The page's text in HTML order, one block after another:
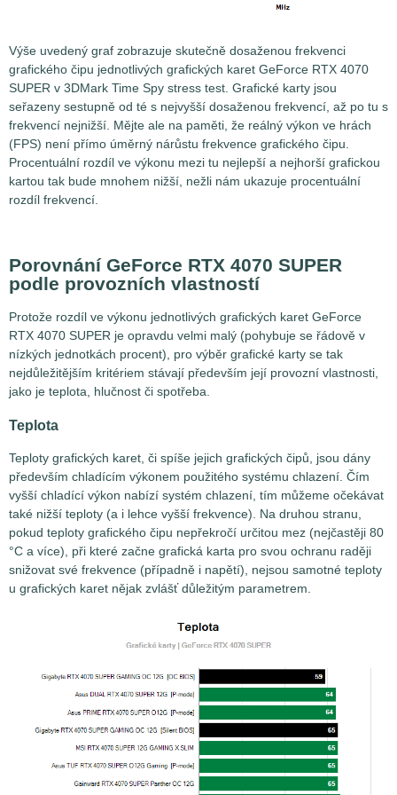
Výše uvedený graf zobrazuje skutečně dosaženou frekvenci
grafického čipu jednotlivých grafických karet GeForce RTX 4070
SUPER v 3DMark Time Spy stress test. Grafické karty jsou
seřazeny sestupně od té s nejvyšší dosaženou frekvencí, až po tu s
frekvencí nejnižší. Mějte ale na paměti, že reálný výkon ve hrách
(FPS) není přímo úměrný nárůstu frekvence grafického čipu.
Procentuální rozdíl ve výkonu mezi tu nejlepší a nejhorší grafickou
kartou tak bude mnohem nižší, nežli nám ukazuje procentuální
rozdíl frekvencí.
Porovnání GeForce RTX 4070 SUPER
podle provozních vlastností
Protože rozdíl ve výkonu jednotlivých grafických karet GeForce
RTX 4070 SUPER je opravdu velmi malý (pohybuje se řádově v
nízkých jednotkách procent), pro výběr grafické karty se tak
nejdůležitějším kritériem stávají především její provozní vlastnosti,
jako je teplota, hlučnost či spotřeba.
Teplota
Teploty grafických karet, či spíše jejich grafických čipů, jsou dány
především chladícím výkonem použitého systému chlazení. Čím
vyšší chladící výkon nabízí systém chlazení, tím můžeme očekávat
také nižší teploty (a i lehce vyšší frekvence). Na druhou stranu,
pokud teploty grafického čipu nepřekročí určitou mez (nejčastěji 80
°C a více), při které začne grafická karta pro svou ochranu raději
snižovat své frekvence (případně i napětí), nejsou samotné teploty
u grafických karet nějak zvlášť důležitým parametrem.